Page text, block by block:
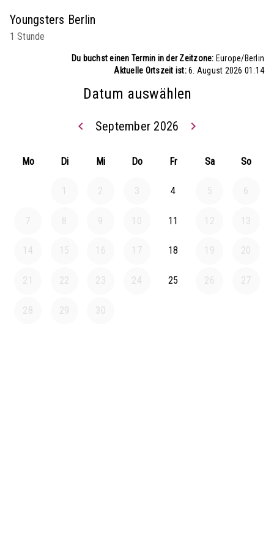
Youngsters Berlin
1 Stunde
Du buchst einen Termin in der Zeitzone: Europe/Berlin
Aktuelle Ortszeit ist:6. August 2026 01:14
Datum auswählen
September 2026
keyboard_arrow_left
keyboard_arrow_right
Mo Di Mi Do Fr Sa So
1 2 3 4 5 6
7 8 9 10 11 12 13
14 15 16 17 18 19 20
21 22 23 24 25 26 27
28 29 30